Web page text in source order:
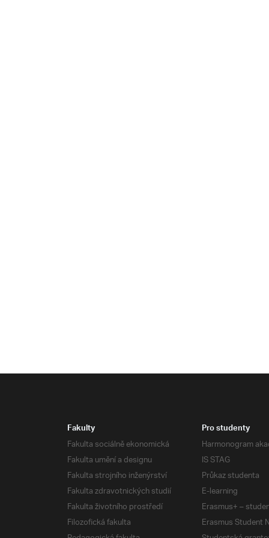
Fakulty
Fakulta sociálně ekonomická
Fakulta umění a designu
Fakulta strojního inženýrství
Fakulta zdravotnických studií
Fakulta životního prostředí
Filozofická fakulta
Pro studenty
Harmonogram
IS STAG
Průkaz studenta
E-learning
Erasmus+ –
Erasmus Student